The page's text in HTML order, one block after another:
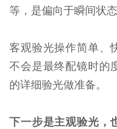
等，是偏向于瞬间状态
客观验光操作简单、
不会是最终配镜时的
的详细验光做准备。
下一步是主观验光，